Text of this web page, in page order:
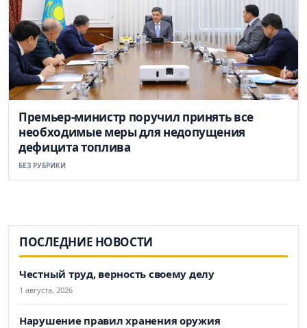
Премьер-министр поручил принять все
необходимые меры для недопущения
дефицита топлива
БЕЗ РУБРИКИ
ПОСЛЕДНИЕ НОВОСТИ
Честный труд, верность своему делу
1 августа, 2026
Нарушение правил хранения оружия